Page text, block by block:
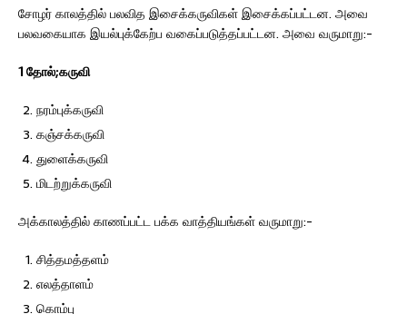
சோழர் காலத்தில் பலவித இசைக்கருவிகள் இசைக்கப்பட்டன. அவை
பலவகையாக இயல்புக்கேற்ப வகைப்படுத்தப்பட்டன. அவை வருமாறு:-
1 தோல்;கருவி
நரம்புக்கருவி
கஞ்சக்கருவி
துளைக்கருவி
மிடற்றுக்கருவி
அக்காலத்தில் காணப்பட்ட பக்க வாத்தியங்கள் வருமாறு:-
சித்தமத்தளம்
எலத்தாளம்
கொம்பு